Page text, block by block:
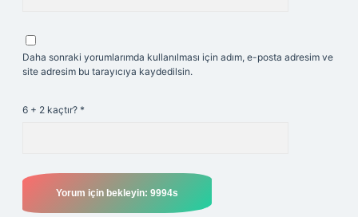
Daha sonraki yorumlarımda kullanılması için adım, e-posta adresim ve
site adresim bu tarayıcıya kaydedilsin.
6 + 2 kaçtır? *